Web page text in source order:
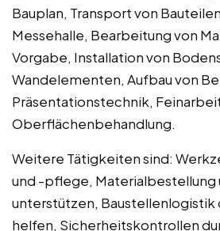
Bauplan, Transport von
Messehalle, Bearbeitung von
Vorgabe, Installation von
Wandelementen, Aufbau von
Präsentationstechnik,
Oberflächenbehandlung.
Weitere Tätigkeiten sind:
und -pflege, Materialbestellung
unterstützen, Baustellenlogistik
helfen, Sicherheitskontrollen